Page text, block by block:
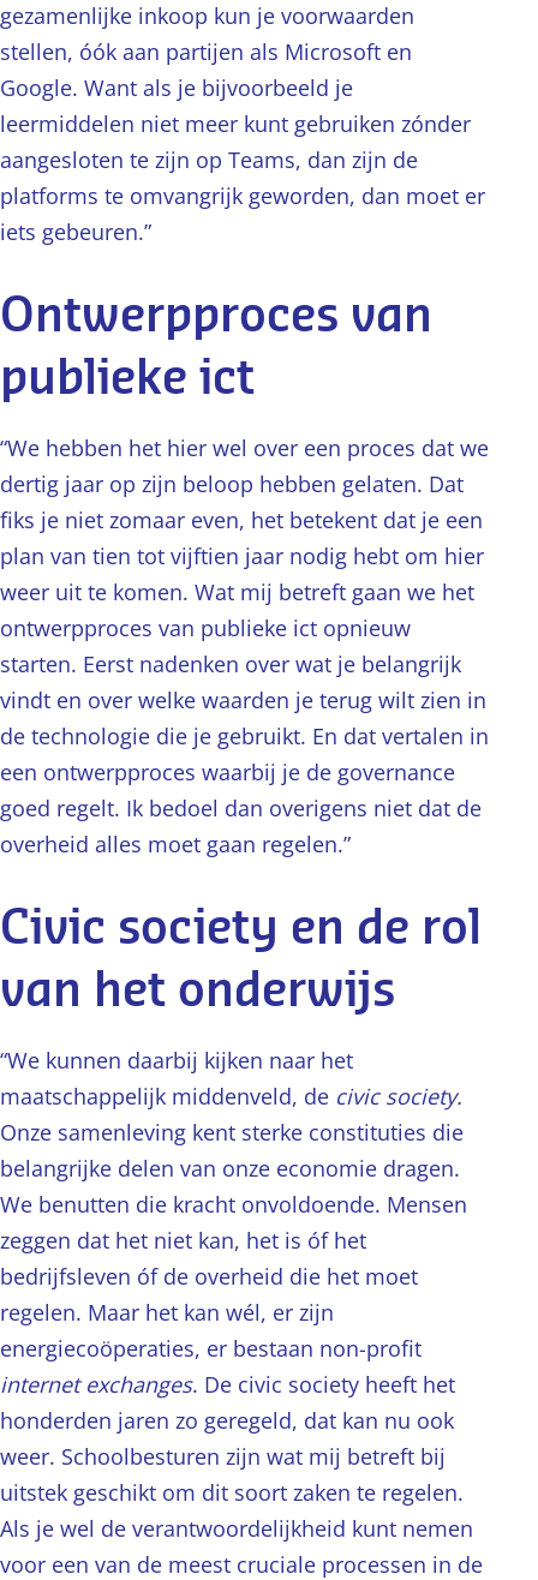
gezamenlijke inkoop kun je voorwaarden
stellen, óók aan partijen als Microsoft en
Google. Want als je bijvoorbeeld je
leermiddelen niet meer kunt gebruiken zónder
aangesloten te zijn op Teams, dan zijn de
platforms te omvangrijk geworden, dan moet er
iets gebeuren.”
Ontwerpproces van
publieke ict
“We hebben het hier wel over een proces dat we
dertig jaar op zijn beloop hebben gelaten. Dat
fiks je niet zomaar even, het betekent dat je een
plan van tien tot vijftien jaar nodig hebt om hier
weer uit te komen. Wat mij betreft gaan we het
ontwerpproces van publieke ict opnieuw
starten. Eerst nadenken over wat je belangrijk
vindt en over welke waarden je terug wilt zien in
de technologie die je gebruikt. En dat vertalen in
een ontwerpproces waarbij je de governance
goed regelt. Ik bedoel dan overigens niet dat de
overheid alles moet gaan regelen.”
Civic society en de rol
van het onderwijs
“We kunnen daarbij kijken naar het
maatschappelijk middenveld, de civic society.
Onze samenleving kent sterke constituties die
belangrijke delen van onze economie dragen.
We benutten die kracht onvoldoende. Mensen
zeggen dat het niet kan, het is óf het
bedrijfsleven óf de overheid die het moet
regelen. Maar het kan wél, er zijn
energiecoöperaties, er bestaan non-profit
internet exchanges. De civic society heeft het
honderden jaren zo geregeld, dat kan nu ook
weer. Schoolbesturen zijn wat mij betreft bij
uitstek geschikt om dit soort zaken te regelen.
Als je wel de verantwoordelijkheid kunt nemen
voor een van de meest cruciale processen in de